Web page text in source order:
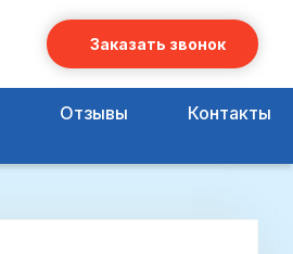
Заказать звонок
Отзывы Контакты